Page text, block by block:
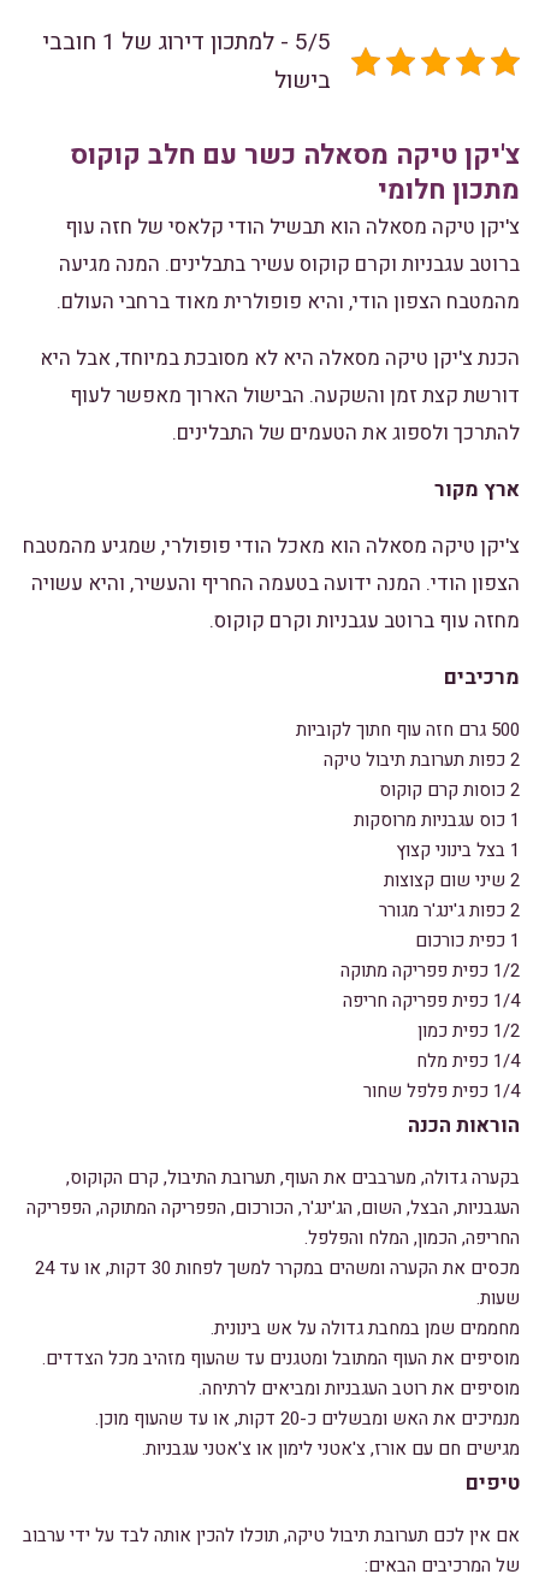
5/5 - למתכון דירוג של 1 חובבי
בישול
צ'יקן טיקה מסאלה כשר עם חלב קוקוס
מתכון חלומי
צ'יקן טיקה מסאלה הוא תבשיל הודי קלאסי של חזה עוף
ברוטב עגבניות וקרם קוקוס עשיר בתבלינים. המנה מגיעה
מהמטבח הצפון הודי, והיא פופולרית מאוד ברחבי העולם.
הכנת צ'יקן טיקה מסאלה היא לא מסובכת במיוחד, אבל היא
דורשת קצת זמן והשקעה. הבישול הארוך מאפשר לעוף
להתרכך ולספוג את הטעמים של התבלינים.
ארץ מקור
צ'יקן טיקה מסאלה הוא מאכל הודי פופולרי, שמגיע מהמטבח
הצפון הודי. המנה ידועה בטעמה החריף והעשיר, והיא עשויה
מחזה עוף ברוטב עגבניות וקרם קוקוס.
מרכיבים
500 גרם חזה עוף חתוך לקוביות
2 כפות תערובת תיבול טיקה
2 כוסות קרם קוקוס
1 כוס עגבניות מרוסקות
1 בצל בינוני קצוץ
2 שיני שום קצוצות
2 כפות ג'ינג'ר מגורר
1 כפית כורכום
1/2 כפית פפריקה מתוקה
1/4 כפית פפריקה חריפה
1/2 כפית כמון
1/4 כפית מלח
1/4 כפית פלפל שחור
הוראות הכנה
בקערה גדולה, מערבבים את העוף, תערובת התיבול, קרם הקוקוס,
העגבניות, הבצל, השום, הג'ינג'ר, הכורכום, הפפריקה המתוקה, הפפריקה
החריפה, הכמון, המלח והפלפל.
מכסים את הקערה ומשהים במקרר למשך לפחות 30 דקות, או עד 24
שעות.
מחממים שמן במחבת גדולה על אש בינונית.
מוסיפים את העוף המתובל ומטגנים עד שהעוף מזהיב מכל הצדדים.
מוסיפים את רוטב העגבניות ומביאים לרתיחה.
מנמיכים את האש ומבשלים כ-20 דקות, או עד שהעוף מוכן.
מגישים חם עם אורז, צ'אטני לימון או צ'אטני עגבניות.
טיפים
אם אין לכם תערובת תיבול טיקה, תוכלו להכין אותה לבד על ידי ערבוב
של המרכיבים הבאים: